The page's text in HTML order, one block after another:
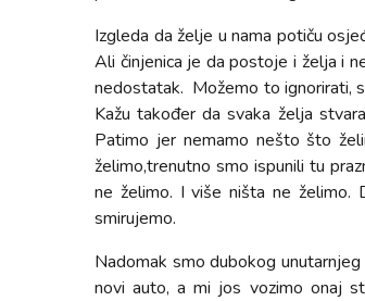
Izgleda da želje u nama potiču
Ali činjenica je da postoje i želja i
nedostatak. Možemo to ignorirati,
Kažu također da svaka želja
Patimo jer nemamo nešto što
želimo,trenutno smo ispunili tu
ne želimo. I više ništa ne
smirujemo.
Nadomak smo dubokog
novi auto, a mi jos vozimo onaj